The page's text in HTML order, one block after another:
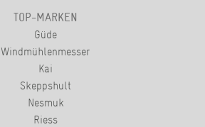
TOP-MARKEN
Güde
Windmühlenmesser
Kai
Skeppshult
Nesmuk
Riess